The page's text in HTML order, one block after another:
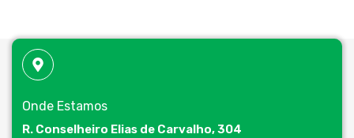
Onde Estamos
R. Conselheiro Elias de Carvalho, 304